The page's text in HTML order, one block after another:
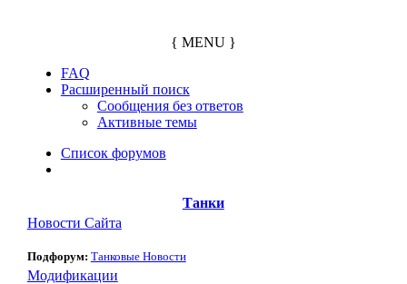
{ MENU }
FAQ
Расширенный поиск
Сообщения без ответов
Активные темы
Список форумов
Танки
Новости Сайта
Подфорум: Танковые Новости
Модификации